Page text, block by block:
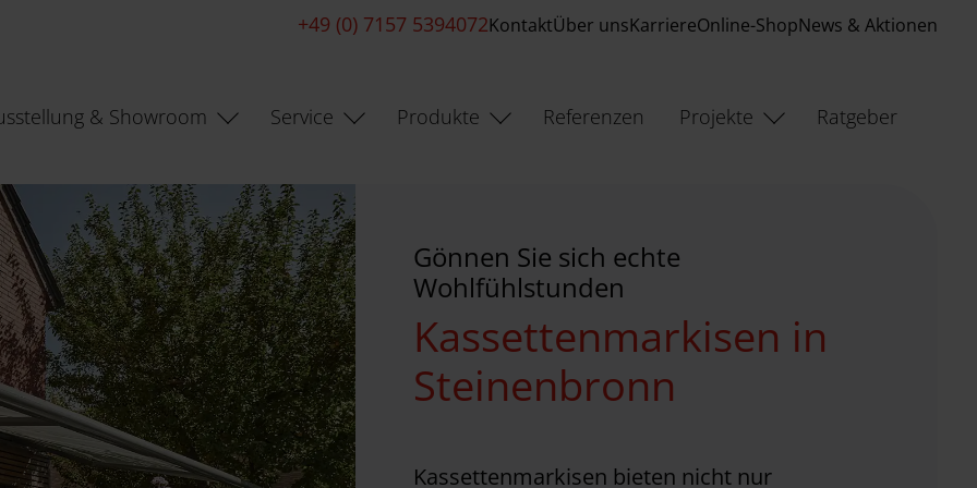
+49 (0) 7157 5394072KontaktÜber unsKarriereOnline-ShopNews & Aktionen
& Showroom Service Produkte Referenzen Projekte Ratgeber
Gönnen Sie sich echte
Wohlfühlstunden
Kassettenmarkisen in
Steinenbronn
Kassettenmarkisen bieten nicht nur